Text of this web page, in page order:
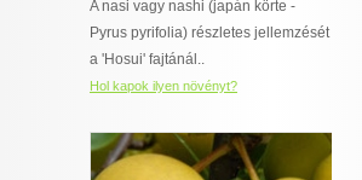
A nasi vagy nashi (japán körte -
Pyrus pyrifolia) részletes jellemzését
a 'Hosui' fajtánál..
Hol kapok ilyen növényt?